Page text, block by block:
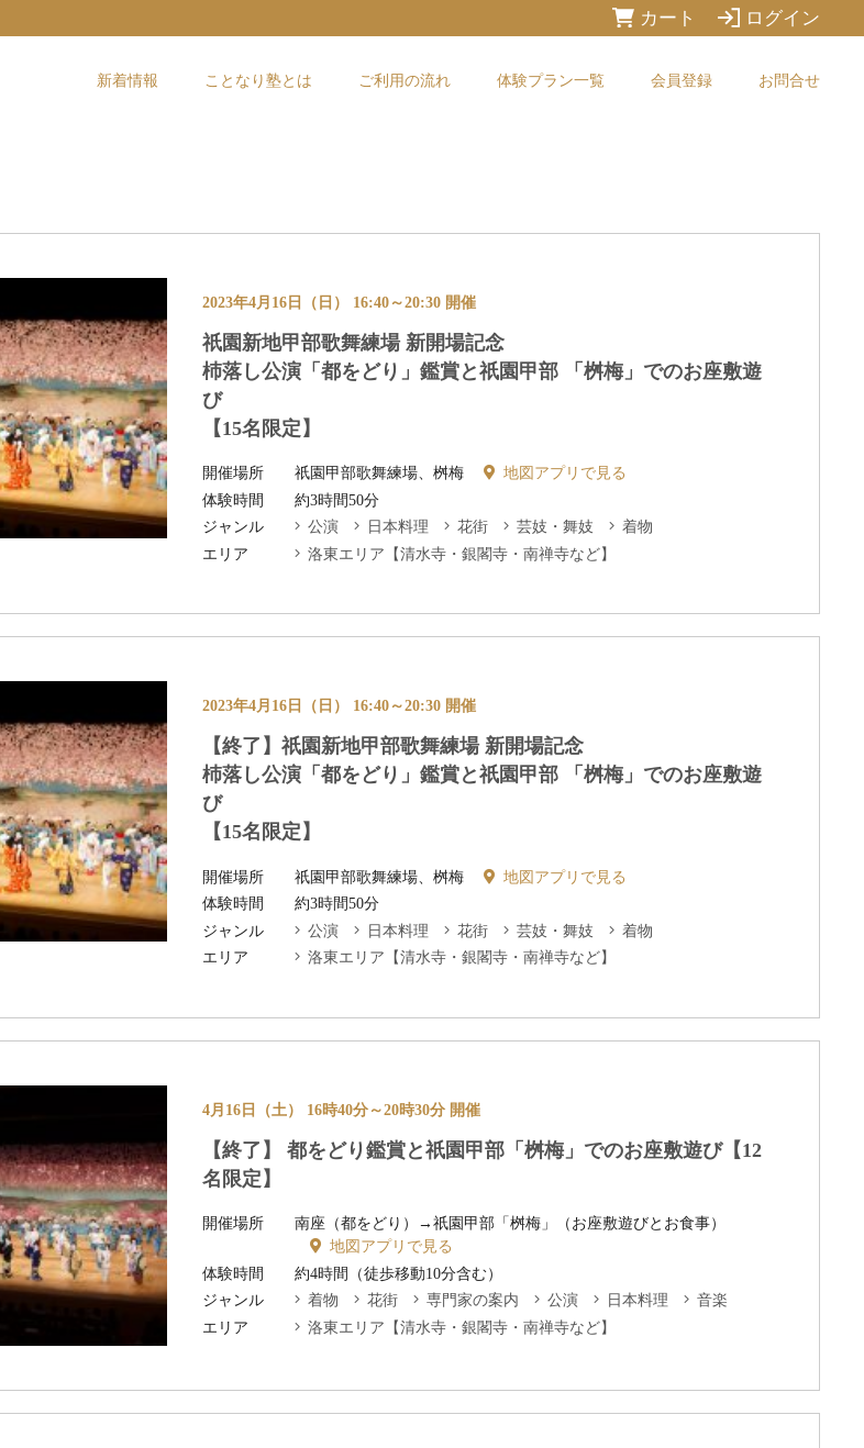
カート ログイン
新着情報 ことなり塾とは ご利用の流れ 体験プラン一覧 会員登録 お問合せ
2023年4月16日（日） 16:40～20:30 開催
祇園新地甲部歌舞練場 新開場記念
杮落し公演「都をどり」鑑賞と祇園甲部 「桝梅」でのお座敷遊
び
【15名限定】
開催場所 祇園甲部歌舞練場、桝梅
地図アプリで見る
体験時間
約3時間50分
ジャンル
公演 日本料理 花街 芸妓・舞妓
着物
エリア
洛東エリア【清水寺・銀閣寺・南禅寺など】
2023年4月16日（日） 16:40～20:30 開催
【終了】祇園新地甲部歌舞練場 新開場記念
杮落し公演「都をどり」鑑賞と祇園甲部 「桝梅」でのお座敷遊
び
【15名限定】
開催場所 祇園甲部歌舞練場、桝梅
地図アプリで見る
体験時間
約3時間50分
ジャンル
公演 日本料理 花街 芸妓・舞妓
着物
エリア
洛東エリア【清水寺・銀閣寺・南禅寺など】
4月16日（土） 16時40分～20時30分 開催
【終了】 都をどり鑑賞と祇園甲部「桝梅」でのお座敷遊び【12
名限定】
開催場所
南座（都をどり）→祇園甲部「桝梅」（お座敷遊びとお食事）
地図アプリで見る
体験時間
約4時間（徒歩移動10分含む）
ジャンル
着物 花街 専門家の案内 公演 日本料理
音楽
エリア
洛東エリア【清水寺・銀閣寺・南禅寺など】